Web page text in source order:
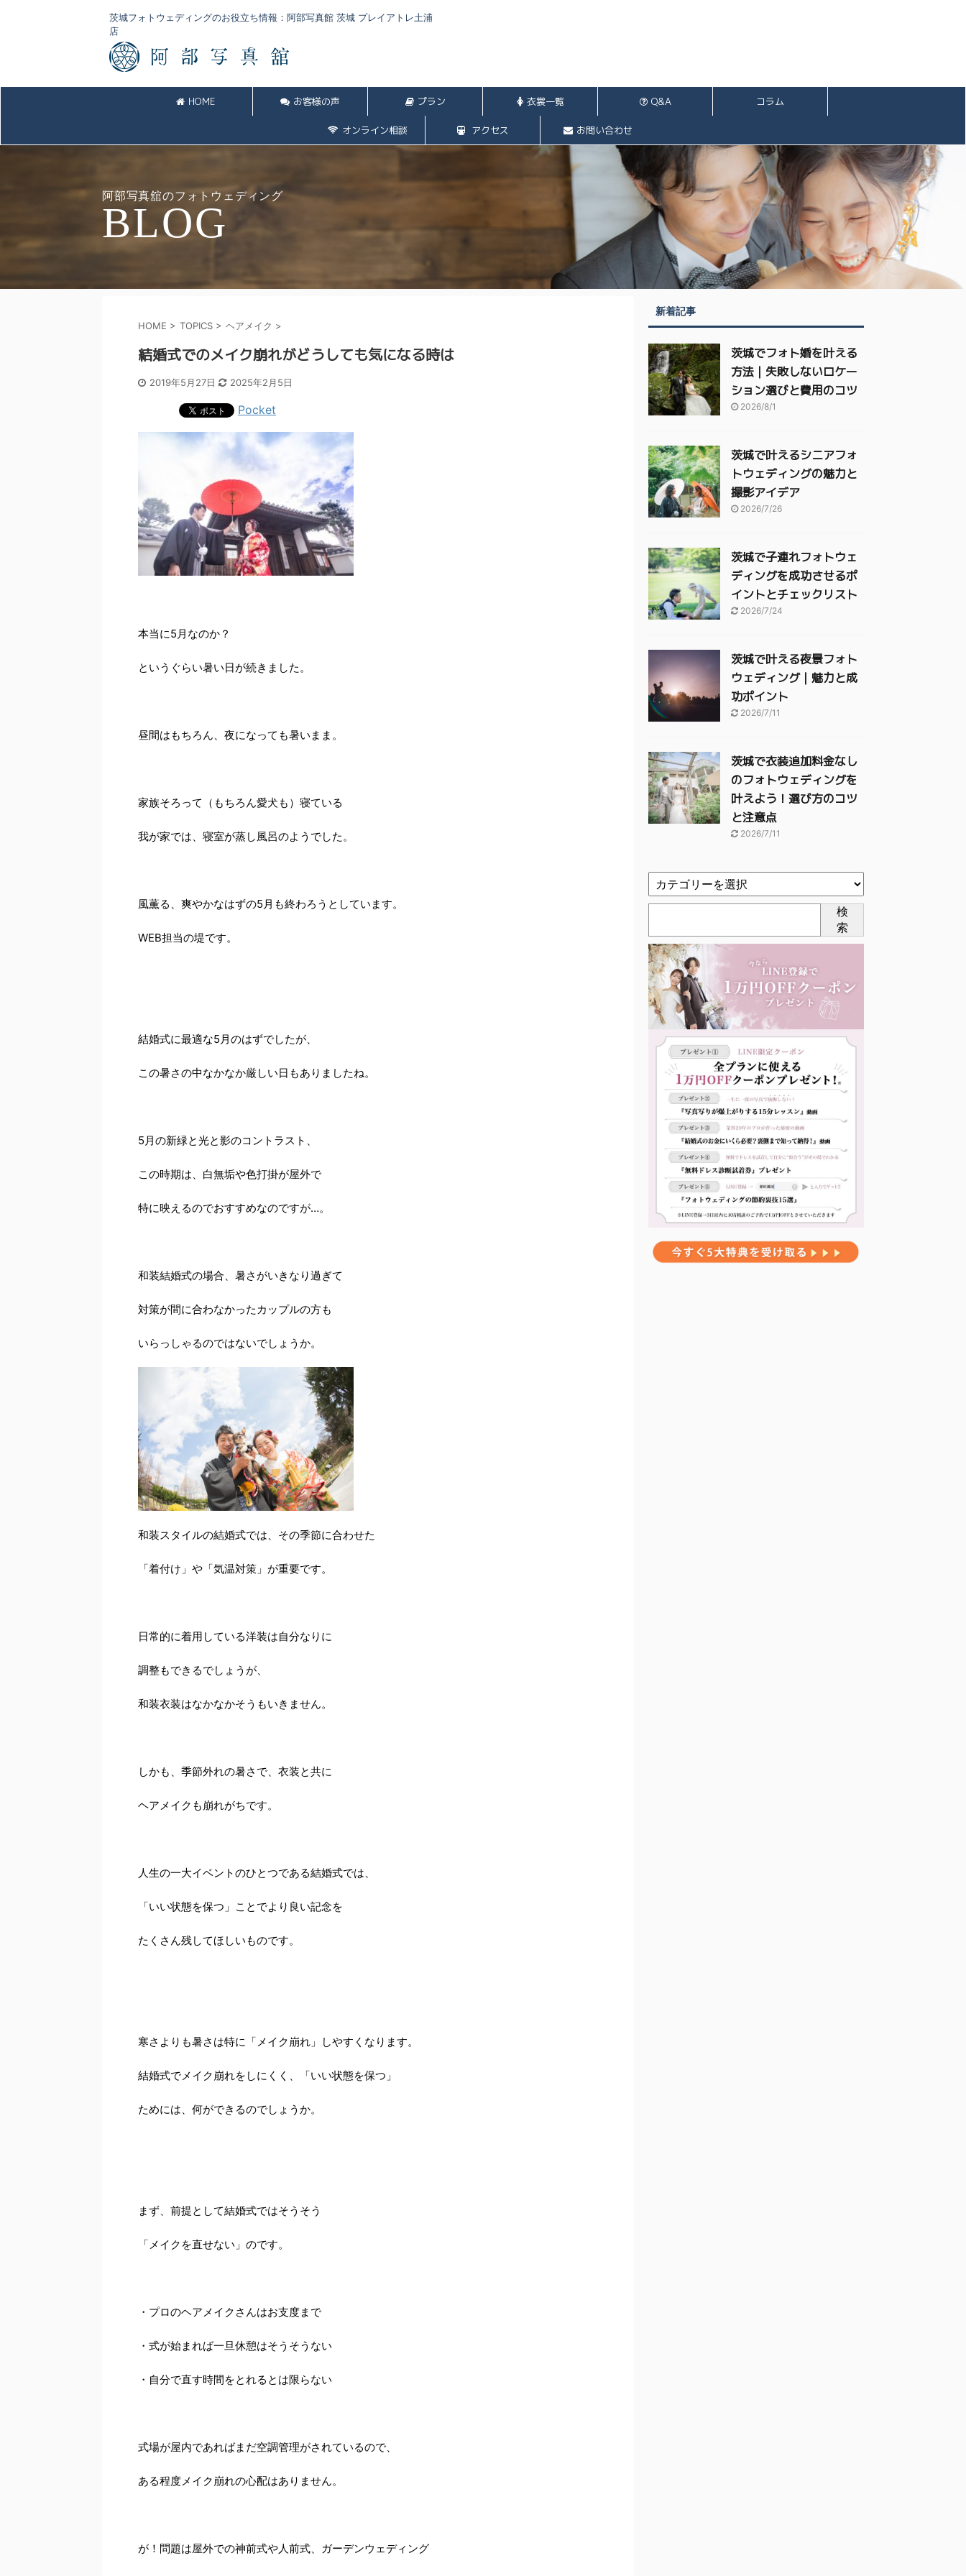
茨城フォトウェディングのお役立ち情報：阿部写真館 茨城 プレイアトレ土浦
店
HOME お客様の声 プラン 衣裳一覧 Q&A コラム
オンライン相談 アクセス お問い合わせ
阿部写真舘のフォトウェディング
BLOG
HOME > TOPICS > ヘアメイク >
結婚式でのメイク崩れがどうしても気になる時は
2019年5月27日 2025年2月5日
Pocket
本当に5月なのか？
というぐらい暑い日が続きました。
昼間はもちろん、夜になっても暑いまま。
家族そろって（もちろん愛犬も）寝ている
我が家では、寝室が蒸し風呂のようでした。
風薫る、爽やかなはずの5月も終わろうとしています。
WEB担当の堤です。
結婚式に最適な5月のはずでしたが、
この暑さの中なかなか厳しい日もありましたね。
5月の新緑と光と影のコントラスト、
この時期は、白無垢や色打掛が屋外で
特に映えるのでおすすめなのですが…。
和装結婚式の場合、暑さがいきなり過ぎて
対策が間に合わなかったカップルの方も
いらっしゃるのではないでしょうか。
和装スタイルの結婚式では、その季節に合わせた
「着付け」や「気温対策」が重要です。
日常的に着用している洋装は自分なりに
調整もできるでしょうが、
和装衣装はなかなかそうもいきません。
しかも、季節外れの暑さで、衣装と共に
ヘアメイクも崩れがちです。
人生の一大イベントのひとつである結婚式では、
「いい状態を保つ」ことでより良い記念を
たくさん残してほしいものです。
寒さよりも暑さは特に「メイク崩れ」しやすくなります。
結婚式でメイク崩れをしにくく、「いい状態を保つ」
ためには、何ができるのでしょうか。
まず、前提として結婚式ではそうそう
「メイクを直せない」のです。
・プロのヘアメイクさんはお支度まで
・式が始まれば一旦休憩はそうそうない
・自分で直す時間をとれるとは限らない
式場が屋内であればまだ空調管理がされているので、
ある程度メイク崩れの心配はありません。
が！問題は屋外での神前式や人前式、ガーデンウェディング
新着記事
茨城でフォト婚を叶える
方法｜失敗しないロケー
ション選びと費用のコツ
2026/8/1
茨城で叶えるシニアフォ
トウェディングの魅力と
撮影アイデア
2026/7/26
茨城で子連れフォトウェ
ディングを成功させるポ
イントとチェックリスト
2026/7/24
茨城で叶える夜景フォト
ウェディング｜魅力と成
功ポイント
2026/7/11
茨城で衣装追加料金なし
のフォトウェディングを
叶えよう！選び方のコツ
と注意点
2026/7/11
検
索